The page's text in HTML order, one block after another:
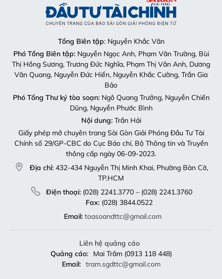
Tổng Biên tập: Nguyễn Khắc Văn
Phó Tổng Biên tập:Nguyễn Ngọc Anh, Phạm Văn Trường, Bùi
Thị Hồng Sương, Trương Đức Nghĩa, Phạm Thị Vân Anh, Dương
Văn Quang, Nguyễn Đức Hiển, Nguyễn Khắc Cường, Trần Gia
Bảo
Phó Tổng Thư ký tòa soạn:Ngô Quang Trưởng, Nguyễn Chiến
Dũng, Nguyễn Phước Bình
Nội dung:Trần Hải
Giấy phép mở chuyên trang Sài Gòn Giải Phóng Đầu Tư Tài
Chính số 29/GP-CBC do Cục Báo chí, Bộ Thông tin và Truyền
thông cấp ngày 06-09-2023.
Địa chỉ: 432-434 Nguyễn Thị Minh Khai, Phường Bàn Cờ,
TP.HCM
Điện thoại:(028) 2241.3770 – (028) 2241.3760
Fax:(028) 3844.0522
Email: toasoandttc@gmail.com
Liên hệ quảng cáo
Quảng cáo:
Mai Trâm (0913 118 448)
Email: tram.sgdttc@gmail.com